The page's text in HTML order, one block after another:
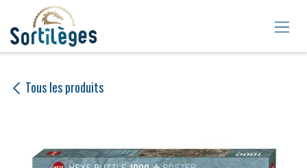
Se rendre au contenu
Tous les produits